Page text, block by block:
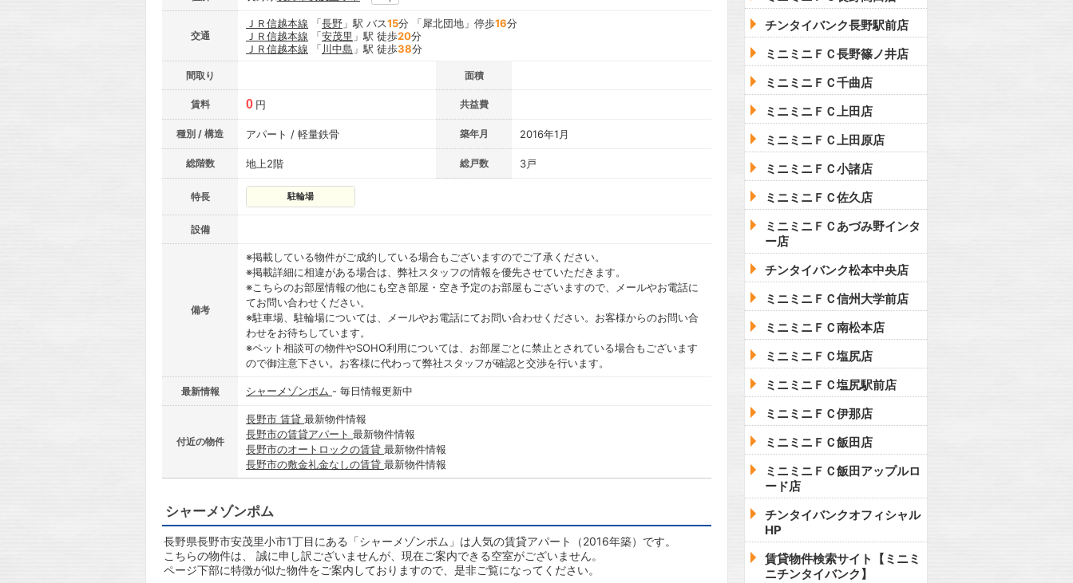
交通
ＪＲ信越本線 「長野 」駅 バス15分 「犀北団地」停歩16分
ＪＲ信越本線 「安茂里 」駅 徒歩20分
ＪＲ信越本線 「川中島 」駅 徒歩38分
間取り 面積
賃料 0 円 共益費
種別 / 構造 アパート / 軽量鉄骨 築年月 2016年1月
総階数 地上2階 総戸数 3戸
特長 駐輪場
設備
備考
※掲載している物件がご成約している場合もございますのでご了承ください。
※掲載詳細に相違がある場合は、弊社スタッフの情報を優先させていただきます。
※こちらのお部屋情報の他にも空き部屋・空き予定のお部屋もございますので、メールやお電話に
てお問い合わせください。
※駐車場、駐輪場については、メールやお電話にてお問い合わせください。お客様からのお問い合
わせをお待ちしています。
※ペット相談可の物件やSOHO利用については、お部屋ごとに禁止とされている場合もございます
ので御注意下さい。お客様に代わって弊社スタッフが確認と交渉を行います。
最新情報 シャーメゾンポム - 毎日情報更新中
付近の物件
長野市 賃貸 最新物件情報
長野市の賃貸アパート 最新物件情報
長野市のオートロックの賃貸 最新物件情報
長野市の敷金礼金なしの賃貸 最新物件情報
シャーメゾンポム
長野県長野市安茂里小市1丁目にある「シャーメゾンポム」は人気の賃貸アパート（2016年築）です。
こちらの物件は、 誠に申し訳ございませんが、現在ご案内できる空室がございません。
ページ下部に特徴が似た物件をご案内しておりますので、是非ご覧になってください。
チンタイバンク長野駅前店
ミニミニＦＣ長野篠ノ井店
ミニミニＦＣ千曲店
ミニミニＦＣ上田店
ミニミニＦＣ上田原店
ミニミニＦＣ小諸店
ミニミニＦＣ佐久店
ミニミニＦＣあづみ野インタ
ー店
チンタイバンク松本中央店
ミニミニＦＣ信州大学前店
ミニミニＦＣ南松本店
ミニミニＦＣ塩尻店
ミニミニＦＣ塩尻駅前店
ミニミニＦＣ伊那店
ミニミニＦＣ飯田店
ミニミニＦＣ飯田アップルロ
ード店
チンタイバンクオフィシャル
HP
賃貸物件検索サイト【ミニミ
ニチンタイバンク】